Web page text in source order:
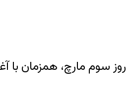
روز سوم مارچ، همزمان